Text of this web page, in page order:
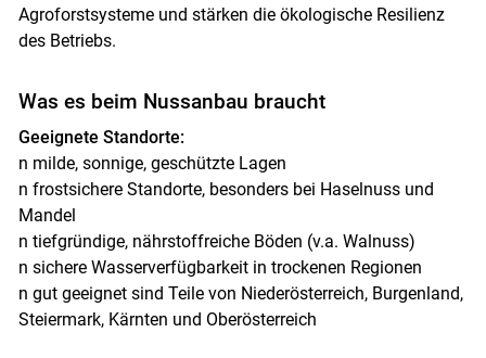
Agroforstsysteme und stärken die ökologische Resilienz
des Betriebs.
Was es beim Nussanbau braucht
Geeignete Standorte:
n milde, sonnige, geschützte Lagen
n frostsichere Standorte, besonders bei Haselnuss und
Mandel
n tiefgründige, nährstoffreiche Böden (v.a. Walnuss)
n sichere Wasserverfügbarkeit in trockenen Regionen
n gut geeignet sind Teile von Niederösterreich, Burgenland,
Steiermark, Kärnten und Oberösterreich